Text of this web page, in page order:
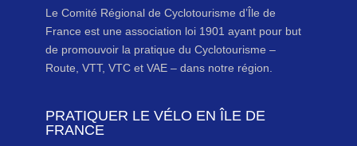
Le Comité Régional de Cyclotourisme d’Île de
France est une association loi 1901 ayant pour but
de promouvoir la pratique du Cyclotourisme –
Route, VTT, VTC et VAE – dans notre région.
PRATIQUER LE VÉLO EN ÎLE DE
FRANCE